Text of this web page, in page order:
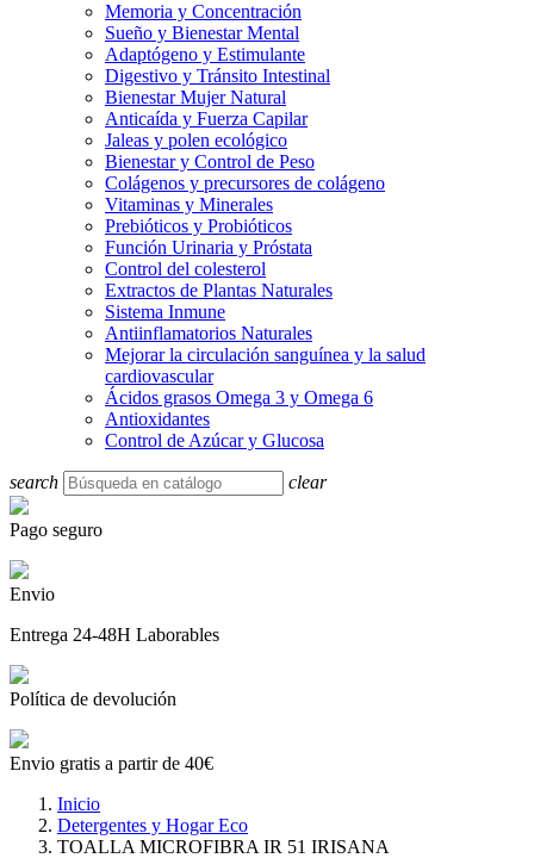
Memoria y Concentración
Sueño y Bienestar Mental
Adaptógeno y Estimulante
Digestivo y Tránsito Intestinal
Bienestar Mujer Natural
Anticaída y Fuerza Capilar
Jaleas y polen ecológico
Bienestar y Control de Peso
Colágenos y precursores de colágeno
Vitaminas y Minerales
Prebióticos y Probióticos
Función Urinaria y Próstata
Control del colesterol
Extractos de Plantas Naturales
Sistema Inmune
Antiinflamatorios Naturales
Mejorar la circulación sanguínea y la salud
cardiovascular
Ácidos grasos Omega 3 y Omega 6
Antioxidantes
Control de Azúcar y Glucosa
search clear
Pago seguro
Envio
Entrega 24-48H Laborables
Política de devolución
Envio gratis a partir de 40€
Inicio
Detergentes y Hogar Eco
TOALLA MICROFIBRA IR 51 IRISANA